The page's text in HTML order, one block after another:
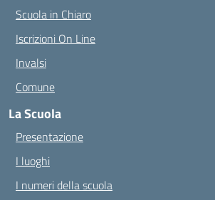
Scuola in Chiaro
Iscrizioni On Line
Invalsi
Comune
La Scuola
Presentazione
I luoghi
I numeri della scuola